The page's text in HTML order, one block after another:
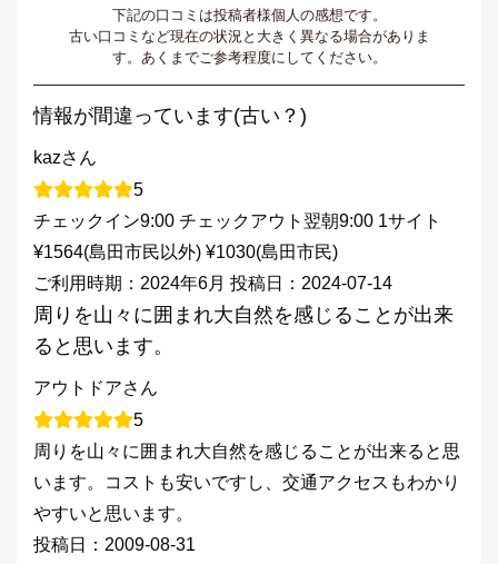
下記の口コミは投稿者様個人の感想です。
古い口コミなど現在の状況と大きく異なる場合がありま
す。あくまでご参考程度にしてください。
情報が間違っています(古い？)
kazさん
5
チェックイン9:00 チェックアウト翌朝9:00 1サイト
¥1564(島田市民以外) ¥1030(島田市民)
ご利用時期：2024年6月 投稿日：2024-07-14
周りを山々に囲まれ大自然を感じることが出来
ると思います。
アウトドアさん
5
周りを山々に囲まれ大自然を感じることが出来ると思
います。コストも安いですし、交通アクセスもわかり
やすいと思います。
投稿日：2009-08-31